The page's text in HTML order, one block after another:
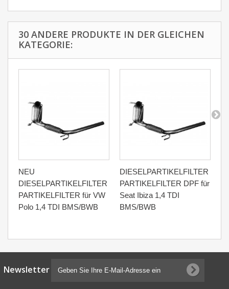
30 ANDERE PRODUKTE IN DER GLEICHEN
KATEGORIE:
NEU
DIESELPARTIKELFILTER
PARTIKELFILTER für VW
Polo 1,4 TDI BMS/BWB
DIESELPARTIKELFILTER
PARTIKELFILTER DPF für
Seat Ibiza 1,4 TDI
BMS/BWB
Newsletter